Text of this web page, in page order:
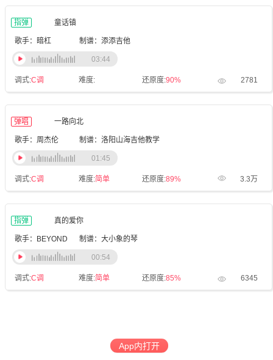
指弹 童话镇
歌手：暗杠 制谱：添添吉他
调式:C调 难度: 还原度:90% 2781
03:44
弹唱 一路向北
歌手：周杰伦 制谱：洛阳山海吉他教学
调式:C调 难度:简单 还原度:89% 3.3万
01:45
指弹 真的爱你
歌手：BEYOND 制谱：大小象的琴
调式:C调 难度:简单 还原度:85% 6345
00:54
App内打开